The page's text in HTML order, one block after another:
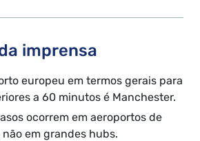
imprensa
europeu em termos gerais para
a 60 minutos é Manchester.
ocorrem em aeroportos de
em grandes hubs.